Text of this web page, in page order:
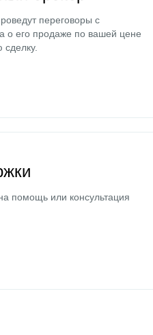
переговоры с
о его продаже по вашей цене
помощь или консультация